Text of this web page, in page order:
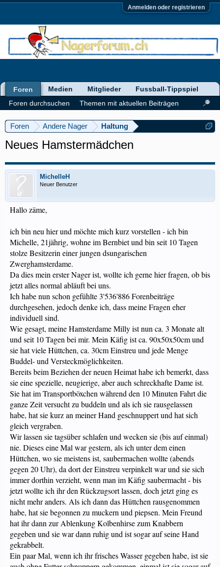
Anmelden oder registrieren
Foren Andere Nager Haltung
Neues Hamstermädchen
MichelleH
Neuer Benutzer
Hallo zäme,
ich bin neu hier und möchte mich kurz vorstellen - ich bin
Michelle, 21jährig, wohne im Bernbiet und bin seit 10 Tagen
stolze Besitzerin einer jungen dsungarischen
Zwerghamsterdame.
Da dies mein erster Nager ist, wollte ich gerne hier fragen, ob bis
jetzt alles normal abläuft bei uns.
Ich habe nun schon gefühlte 3'536'886 Forenbeiträge
durchgesehen, jedoch denke ich, dass meine Fragen eher
individuell sind.
Wie gesagt, meine Hamsterdame Milly ist nun ca. 3 Monate alt
und seit 10 Tagen bei mir. Mein Käfig ist ca. 90x50x50cm und
sie hat viele Hüttchen, ca. 30cm Einstreu und jede Menge
Buddel- und Versteckmöglichkeiten.
Bereits beim Beziehen der neuen Heimat habe ich bemerkt, dass
sie eine spezielle, neugierige, aber auch schreckhafte Dame ist.
Sie hat im Transportböxchen während den 10 Minuten Fahrt die
ganze Zeit versucht zu buddeln und als ich sie rausgelassen
habe, hat sie kurz an meiner Hand geschnuppert und hat sich
gleich vergraben.
Wir lassen sie tagsüber schlafen und wecken sie (bis auf einmal)
nie. Dieses eine Mal war gestern, als ich unter dem einen
Hüttchen, wo sie meistens ist, saubermachen wollte (abends
gegen 20 Uhr), da dort der Einstreu verpinkelt war und sie sich
immer dorthin verzieht, wenn man im Käfig saubermacht - bis
jetzt wollte ich ihr den Rückzugsort lassen, doch jetzt ging es
nicht mehr anders. Als ich dann das Hüttchen rausgenommen
habe, hat sie begonnen zu muckern und piepsen. Mein Freund
hat ihr dann zur Ablenkung Kolbenhirse zum Knabbern
gegeben und sie war dann ruhig und ist sogar auf seine Hand
gekrabbelt.
Ein paar Mal, wenn ich ihr frisches Wasser gegeben habe, ist sie
Foren
Foren durchsuchen
Themen mit aktuellen Beiträgen
Medien Mitglieder Fussball-Tippspiel